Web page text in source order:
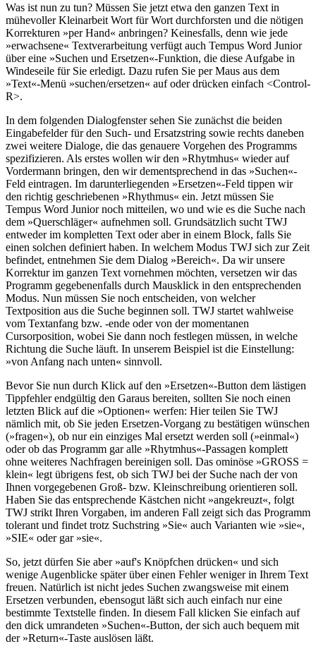
Was ist nun zu tun? Müssen Sie jetzt etwa den ganzen Text in
mühevoller Kleinarbeit Wort für Wort durchforsten und die nötigen
Korrekturen »per Hand« anbringen? Keinesfalls, denn wie jede
»erwachsene« Textverarbeitung verfügt auch Tempus Word Junior
über eine »Suchen und Ersetzen«-Funktion, die diese Aufgabe in
Windeseile für Sie erledigt. Dazu rufen Sie per Maus aus dem
»Text«-Menü »suchen/ersetzen« auf oder drücken einfach <Control-
R>.
In dem folgenden Dialogfenster sehen Sie zunächst die beiden
Eingabefelder für den Such- und Ersatzstring sowie rechts daneben
zwei weitere Dialoge, die das genauere Vorgehen des Programms
spezifizieren. Als erstes wollen wir den »Rhytmhus« wieder auf
Vordermann bringen, den wir dementsprechend in das »Suchen«-
Feld eintragen. Im darunterliegenden »Ersetzen«-Feld tippen wir
den richtig geschriebenen »Rhythmus« ein. Jetzt müssen Sie
Tempus Word Junior noch mitteilen, wo und wie es die Suche nach
dem »Querschläger« aufnehmen soll. Grundsätzlich sucht TWJ
entweder im kompletten Text oder aber in einem Block, falls Sie
einen solchen definiert haben. In welchem Modus TWJ sich zur Zeit
befindet, entnehmen Sie dem Dialog »Bereich«. Da wir unsere
Korrektur im ganzen Text vornehmen möchten, versetzen wir das
Programm gegebenenfalls durch Mausklick in den entsprechenden
Modus. Nun müssen Sie noch entscheiden, von welcher
Textposition aus die Suche beginnen soll. TWJ startet wahlweise
vom Textanfang bzw. -ende oder von der momentanen
Cursorposition, wobei Sie dann noch festlegen müssen, in welche
Richtung die Suche läuft. In unserem Beispiel ist die Einstellung:
»von Anfang nach unten« sinnvoll.
Bevor Sie nun durch Klick auf den »Ersetzen«-Button dem lästigen
Tippfehler endgültig den Garaus bereiten, sollten Sie noch einen
letzten Blick auf die »Optionen« werfen: Hier teilen Sie TWJ
nämlich mit, ob Sie jeden Ersetzen-Vorgang zu bestätigen wünschen
(»fragen«), ob nur ein einziges Mal ersetzt werden soll (»einmal«)
oder ob das Programm gar alle »Rhytmhus«-Passagen komplett
ohne weiteres Nachfragen bereinigen soll. Das ominöse »GROSS =
klein« legt übrigens fest, ob sich TWJ bei der Suche nach der von
Ihnen vorgegebenen Groß- bzw. Kleinschreibung orientieren soll.
Haben Sie das entsprechende Kästchen nicht »angekreuzt«, folgt
TWJ strikt Ihren Vorgaben, im anderen Fall zeigt sich das Programm
tolerant und findet trotz Suchstring »Sie« auch Varianten wie »sie«,
»SIE« oder gar »sie«.
So, jetzt dürfen Sie aber »auf's Knöpfchen drücken« und sich
wenige Augenblicke später über einen Fehler weniger in Ihrem Text
freuen. Natürlich ist nicht jedes Suchen zwangsweise mit einem
Ersetzen verbunden, ebensogut läßt sich auch einfach nur eine
bestimmte Textstelle finden. In diesem Fall klicken Sie einfach auf
den dick umrandeten »Suchen«-Button, der sich auch bequem mit
der »Return«-Taste auslösen läßt.